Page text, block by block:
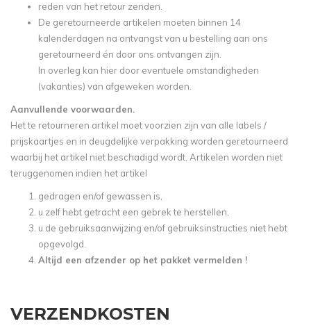
reden van het retour zenden.
De geretourneerde artikelen moeten binnen 14
kalenderdagen na ontvangst van u bestelling aan ons
geretourneerd én door ons ontvangen zijn.
In overleg kan hier door eventuele omstandigheden
(vakanties) van afgeweken worden.
Aanvullende voorwaarden.
Het te retourneren artikel moet voorzien zijn van alle labels /
prijskaartjes en in deugdelijke verpakking worden geretourneerd
waarbij het artikel niet beschadigd wordt. Artikelen worden niet
teruggenomen indien het artikel
gedragen en/of gewassen is,
u zelf hebt getracht een gebrek te herstellen,
u de gebruiksaanwijzing en/of gebruiksinstructies niet hebt
opgevolgd.
Altijd een afzender op het pakket vermelden !
VERZENDKOSTEN